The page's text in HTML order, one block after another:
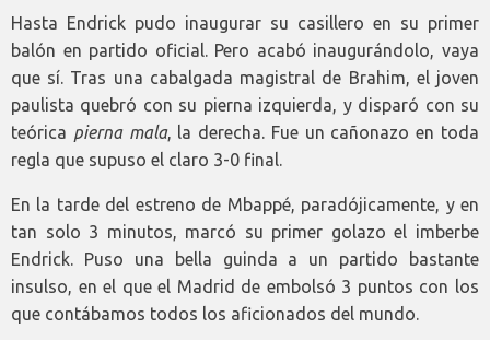
Hasta Endrick pudo inaugurar su casillero en su primer
balón en partido oficial. Pero acabó inaugurándolo, vaya
que sí. Tras una cabalgada magistral de Brahim, el joven
paulista quebró con su pierna izquierda, y disparó con su
teórica pierna mala, la derecha. Fue un cañonazo en toda
regla que supuso el claro 3-0 final.
En la tarde del estreno de Mbappé, paradójicamente, y en
tan solo 3 minutos, marcó su primer golazo el imberbe
Endrick. Puso una bella guinda a un partido bastante
insulso, en el que el Madrid de embolsó 3 puntos con los
que contábamos todos los aficionados del mundo.